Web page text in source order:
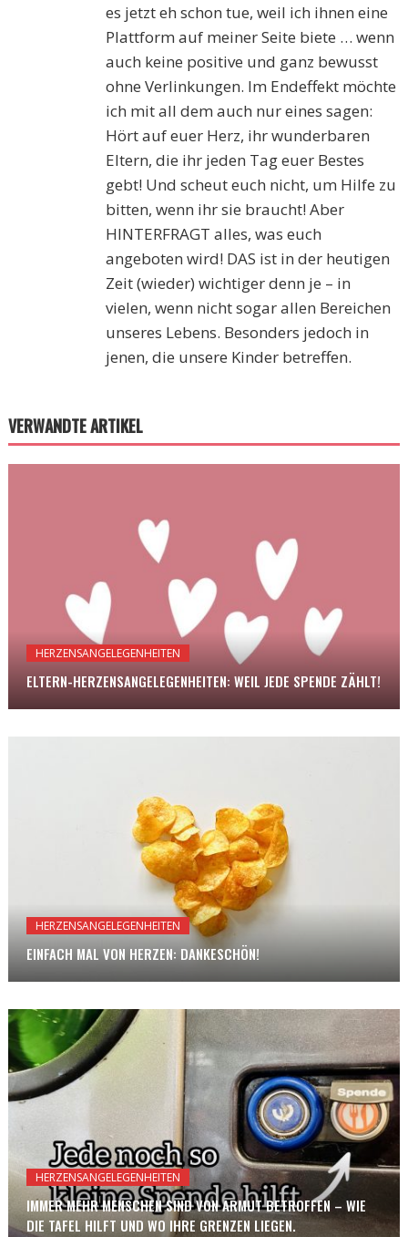
es jetzt eh schon tue, weil ich ihnen eine
Plattform auf meiner Seite biete … wenn
auch keine positive und ganz bewusst
ohne Verlinkungen. Im Endeffekt möchte
ich mit all dem auch nur eines sagen:
Hört auf euer Herz, ihr wunderbaren
Eltern, die ihr jeden Tag euer Bestes
gebt! Und scheut euch nicht, um Hilfe zu
bitten, wenn ihr sie braucht! Aber
HINTERFRAGT alles, was euch
angeboten wird! DAS ist in der heutigen
Zeit (wieder) wichtiger denn je – in
vielen, wenn nicht sogar allen Bereichen
unseres Lebens. Besonders jedoch in
jenen, die unsere Kinder betreffen.
VERWANDTE ARTIKEL
HERZENSANGELEGENHEITEN
ELTERN-HERZENSANGELEGENHEITEN: WEIL JEDE SPENDE ZÄHLT!
HERZENSANGELEGENHEITEN
EINFACH MAL VON HERZEN: DANKESCHÖN!
HERZENSANGELEGENHEITEN
IMMER MEHR MENSCHEN SIND VON ARMUT BETROFFEN – WIE
DIE TAFEL HILFT UND WO IHRE GRENZEN LIEGEN.